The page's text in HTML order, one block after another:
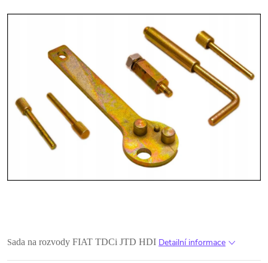
Sada na rozvody FIAT TDCi JTD HDI Detailní informace